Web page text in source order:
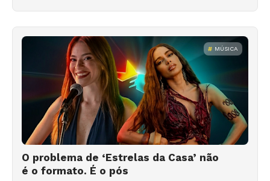
MÚSICA
O problema de ‘Estrelas da Casa’ não
é o formato. É o pós